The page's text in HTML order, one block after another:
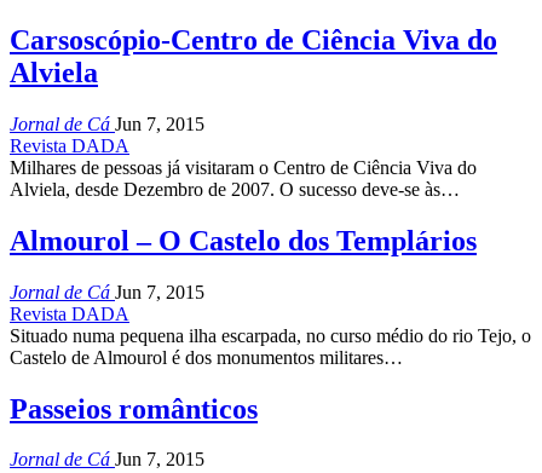
Carsoscópio-Centro de Ciência Viva do
Alviela
Jornal de Cá Jun 7, 2015
Revista DADA
Milhares de pessoas já visitaram o Centro de Ciência Viva do
Alviela, desde Dezembro de 2007. O sucesso deve-se às…
Almourol – O Castelo dos Templários
Jornal de Cá Jun 7, 2015
Revista DADA
Situado numa pequena ilha escarpada, no curso médio do rio Tejo, o
Castelo de Almourol é dos monumentos militares…
Passeios românticos
Jornal de Cá Jun 7, 2015